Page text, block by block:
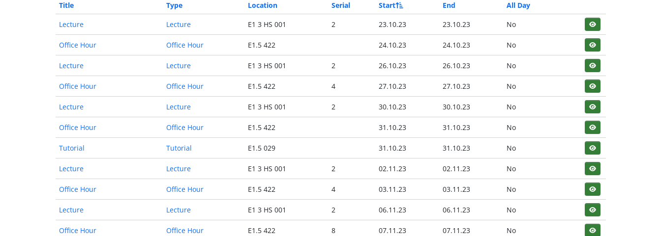
Title Type Location Serial Start End All Day
Lecture Lecture E1 3 HS 001 2 23.10.23 23.10.23 No
Office Hour Office Hour E1.5 422 24.10.23 24.10.23 No
Lecture Lecture E1 3 HS 001 2 26.10.23 26.10.23 No
Office Hour Office Hour E1.5 422 4 27.10.23 27.10.23 No
Lecture Lecture E1 3 HS 001 2 30.10.23 30.10.23 No
Office Hour Office Hour E1.5 422 31.10.23 31.10.23 No
Tutorial Tutorial E1.5 029 31.10.23 31.10.23 No
Lecture Lecture E1 3 HS 001 2 02.11.23 02.11.23 No
Office Hour Office Hour E1.5 422 4 03.11.23 03.11.23 No
Lecture Lecture E1 3 HS 001 2 06.11.23 06.11.23 No
Office Hour Office Hour E1.5 422 8 07.11.23 07.11.23 No